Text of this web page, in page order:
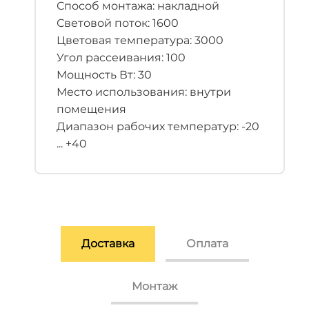
Способ монтажа: накладной
Световой поток: 1600
Цветовая температура: 3000
Угол рассеивания: 100
Мощность Вт: 30
Место использования: внутри
помещения
Диапазон рабочих температур: -20
... +40
Доставка Оплата
Монтаж